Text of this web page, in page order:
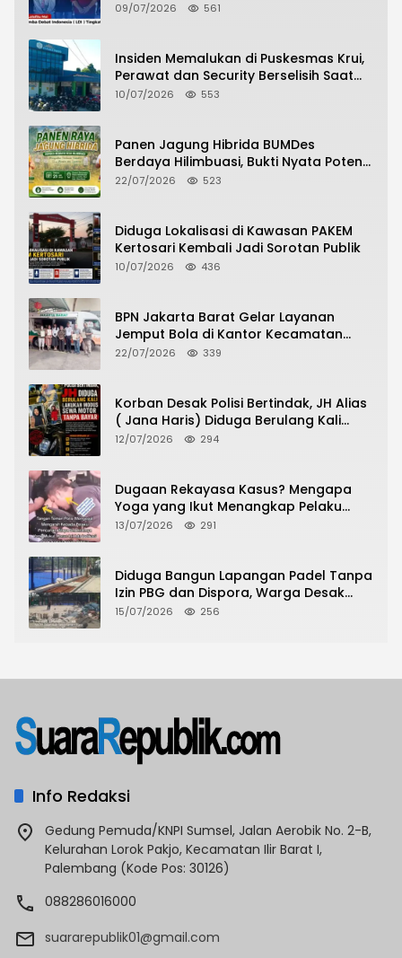
09/07/2026 561
Insiden Memalukan di Puskesmas Krui,
Perawat dan Security Berselisih Saat
Pelayanan Pasien Berlangsung
10/07/2026 553
Panen Jagung Hibrida BUMDes
Berdaya Hilimbuasi, Bukti Nyata Potensi
Pertanian Desa
22/07/2026 523
Diduga Lokalisasi di Kawasan PAKEM
Kertosari Kembali Jadi Sorotan Publik
10/07/2026 436
BPN Jakarta Barat Gelar Layanan
Jemput Bola di Kantor Kecamatan
Grogol Petamburan, Warga Antusias
22/07/2026 339
Korban Desak Polisi Bertindak, JH Alias
( Jana Haris) Diduga Berulang Kali
Lakukan Modus Sewa Motor Tanpa
12/07/2026 294
Dugaan Rekayasa Kasus? Mengapa
Yoga yang Ikut Menangkap Pelaku
Pencurian Toko Ponsel di Pancur Batu
13/07/2026 291
Diduga Bangun Lapangan Padel Tanpa
Izin PBG dan Dispora, Warga Desak
CKTRP dan Dispora Jakarta Barat
15/07/2026 256
Info Redaksi
Gedung Pemuda/KNPI Sumsel, Jalan Aerobik No. 2-B,
Kelurahan Lorok Pakjo, Kecamatan Ilir Barat I,
Palembang (Kode Pos: 30126)
088286016000
suararepublik01@gmail.com